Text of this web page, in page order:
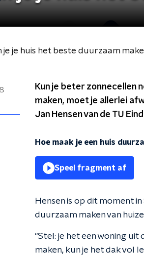
je je huis het beste duurzaam
Kun je beter zonnecellen
maken, moet je allerlei
Jan Hensen van de TU
Hoe maak je een huis
Speel fragment af
Hensen is op dit moment
duurzaam maken van
"Stel: je het een woning
maken, kun je het dak vol